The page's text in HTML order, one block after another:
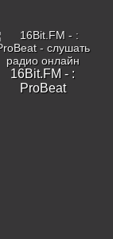
16Bit.FM - :
ProBeat